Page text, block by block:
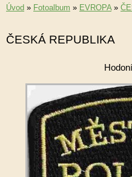
Úvod » Fotoalbum » EVROPA»
ČESKÁ REPUBLIKA